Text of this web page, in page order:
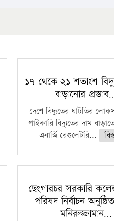
১৭ থেকে ২১ শতাংশ
বাড়ানোর
দেশে বিদ্যুতের ঘাটতির
পাইকারি বিদ্যুতের দাম
এনার্জি রেগুলেটরি...
ছেংগারচর সরকারি
পরিষদ নির্বাচন
মনিরুজ্জামান…